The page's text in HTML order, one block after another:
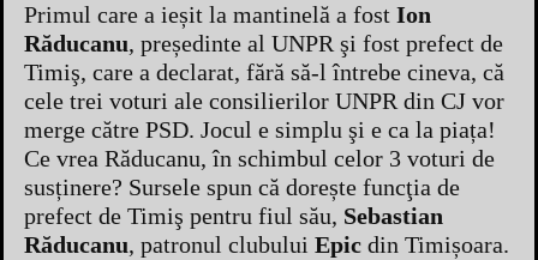
Primul care a ieșit la mantinelă a fost Ion
Răducanu, președinte al UNPR şi fost prefect de
Timiş, care a declarat, fără să-l întrebe cineva, că
cele trei voturi ale consilierilor UNPR din CJ vor
merge către PSD. Jocul e simplu şi e ca la piața!
Ce vrea Răducanu, în schimbul celor 3 voturi de
susținere? Sursele spun că dorește funcţia de
prefect de Timiş pentru fiul său, Sebastian
Răducanu, patronul clubului Epic din Timișoara.